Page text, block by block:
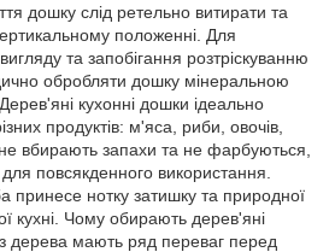
дошку слід ретельно витирати та
положенні. Для
та запобігання розтріскуванню
обробляти дошку мінеральною
кухонні дошки ідеально
продуктів: м'яса, риби, овочів,
вбирають запахи та не фарбуються,
повсякденного використання.
принесе нотку затишку та природної
кухні. Чому обирають дерев'яні
дерева мають ряд переваг перед